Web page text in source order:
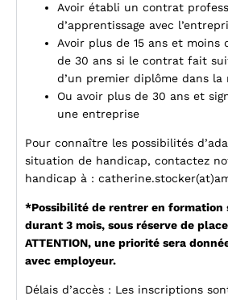
Avoir établi un contrat
d’apprentissage avec
Avoir plus de 15 ans et moins
de 30 ans si le contrat fait
d’un premier diplôme dans la
Ou avoir plus de 30 ans et
une entreprise
Pour connaître les possibilités
situation de handicap, contactez
handicap à :
*Possibilité de rentrer en formation
durant 3 mois, sous réserve de
ATTENTION, une priorité sera
avec employeur.
Délais d’accès : Les inscriptions